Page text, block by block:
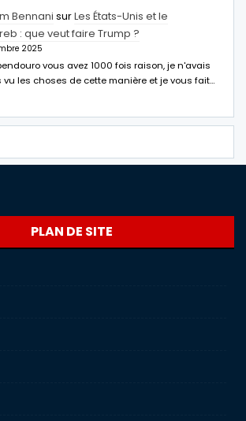
Bennani surLes États-Unis et le
: que veut faire Trump ?
2025
vous avez 1000 fois raison, je n'avais
vu les choses de cette manière et je vous fait…
PLAN DE SITE